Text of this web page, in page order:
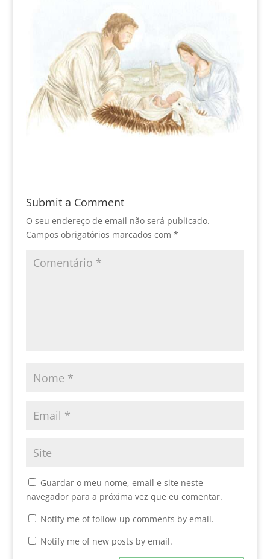
Submit a Comment
O seu endereço de email não será publicado.
Campos obrigatórios marcados com *
Guardar o meu nome, email e site neste
navegador para a próxima vez que eu comentar.
Notify me of follow-up comments by email.
Notify me of new posts by email.